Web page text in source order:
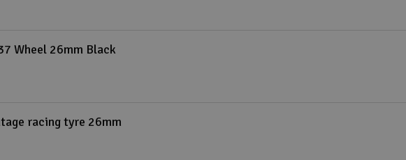
Wheel 26mm Black
racing tyre 26mm